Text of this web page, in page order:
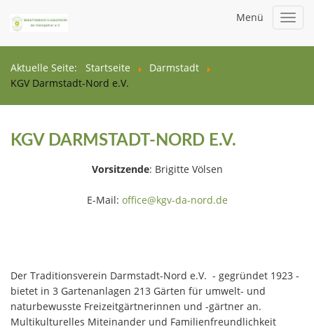
Menü
Aktuelle Seite: Startseite
Darmstadt
KGV Darmstadt-Nord e.V.
KGV DARMSTADT-NORD E.V.
Vorsitzende: Brigitte Völsen
E-Mail: office@kgv-da-nord.de
Der Traditionsverein Darmstadt-Nord e.V. - gegründet 1923 -
bietet in 3 Gartenanlagen 213 Gärten für umwelt- und
naturbewusste Freizeitgärtnerinnen und -gärtner an.
Multikulturelles Miteinander und Familienfreundlichkeit